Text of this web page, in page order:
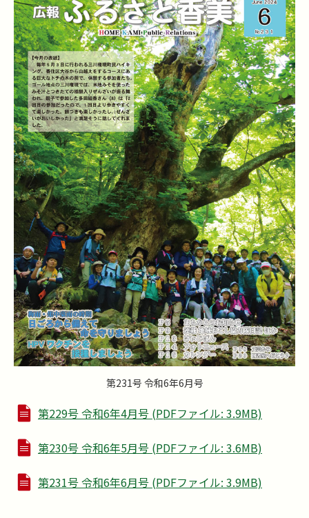
第231号 令和6年6月号
第229号 令和6年4月号 (PDFファイル: 3.9MB)
第230号 令和6年5月号 (PDFファイル: 3.6MB)
第231号 令和6年6月号 (PDFファイル: 3.9MB)